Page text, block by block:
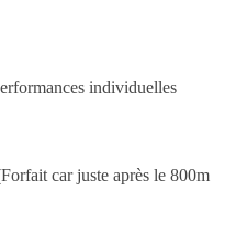
individuelles
car juste après le 800m